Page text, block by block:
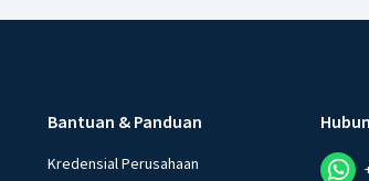
Bantuan & Panduan
Kredensial Perusahaan